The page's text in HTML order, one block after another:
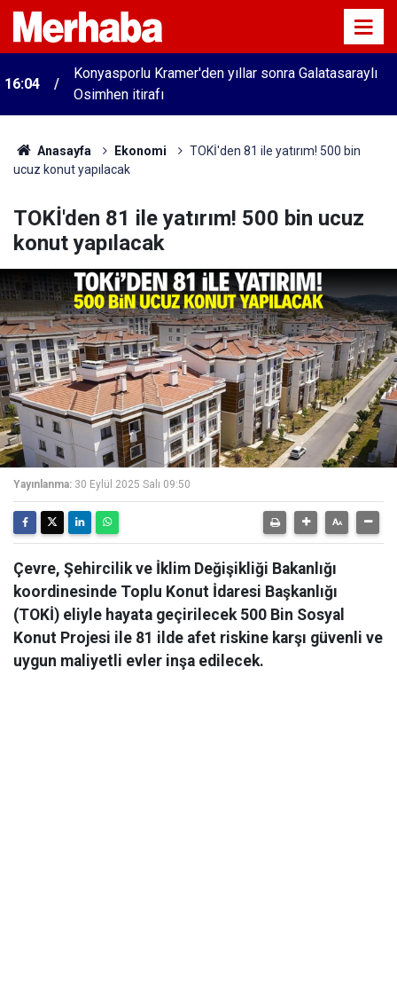
16:04
Konyasporlu Kramer'den yıllar sonra Galatasaraylı
Osimhen itirafı
Anasayfa Ekonomi
TOKİ'den 81 ile yatırım! 500 bin
ucuz konut yapılacak
TOKİ'den 81 ile yatırım! 500 bin ucuz
konut yapılacak
Yayınlanma: 30 Eylül 2025 Salı 09:50
Çevre, Şehircilik ve İklim Değişikliği Bakanlığı
koordinesinde Toplu Konut İdaresi Başkanlığı
(TOKİ) eliyle hayata geçirilecek 500 Bin Sosyal
Konut Projesi ile 81 ilde afet riskine karşı güvenli ve
uygun maliyetli evler inşa edilecek.